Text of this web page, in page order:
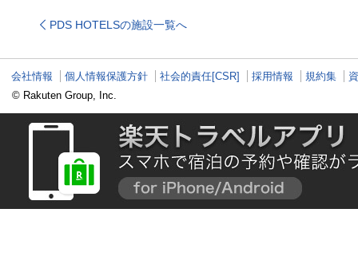
PDS HOTELSの施設一覧へ
会社情報 個人情報保護方針 社会的責任[CSR] 採用情報 規約集
© Rakuten Group, Inc.